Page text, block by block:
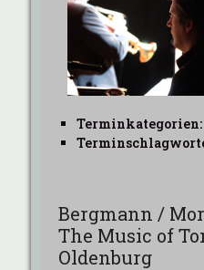
Terminkategorien:
Bergmann /
The Music of
Oldenburg